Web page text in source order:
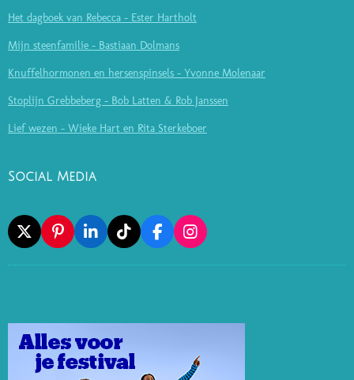
Het dagboek van Rebecca - Ester Hartholt
Mijn steenfamilie - Bastiaan Dolmans
Knuffelhormonen en hersenspinsels - Yvonne Molenaar
Stoplijn Grebbeberg - Bob Latten & Rob Janssen
Lief wezen - Wieke Hart en Rita Sterkeboer
Social Media
X
P
I
N
E
S
T
L
I
N
I
N
T
I
K
F
A
C
O
I
N
S
R
M